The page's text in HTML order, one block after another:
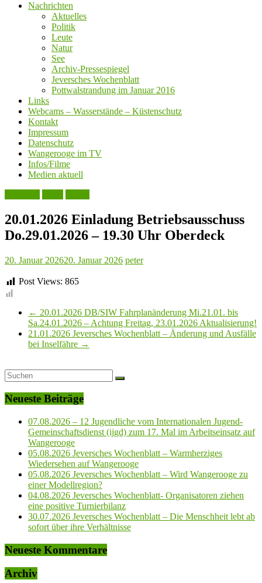
Nachrichten
Aktuelles
Politik
Leute
Natur
See
Archiv-Pressespiegel
Jeversches Wochenblatt
Pottwalstrandung im Januar 2016
Links
Webcams – Wasserstände – Küstenschutz
Kontakt
Impressum
Datenschutz
Wangerooge im TV
Infos/Filme
Medien aktuell
20.01.2026 Einladung Betriebsausschuss
Do.29.01.2026 – 19.30 Uhr Oberdeck
20. Januar 202620. Januar 2026 peter
Post Views: 865
← 20.01.2026 DB/SIW Fahrplanänderung Mi.21.01. bis
Sa.24.01.2026 – Achtung Freitag, 23.01.2026 Aktualisierung!
21.01.2026 Jeversches Wochenblatt – Änderung und Ausfälle
bei Inselfähre →
Neueste Beiträge
07.08.2026 – 12 Jugendliche vom Internationalen Jugend-
Gemeinschaftsdienst (ijgd) zum 17. Mal im Arbeitseinsatz auf
Wangerooge
05.08.2026 Jeversches Wochenblatt – Warmherziges
Wiedersehen auf Wangerooge
05.08.2026 Jeversches Wochenblatt – Wird Wangerooge zu
einer Modellregion?
04.08.2026 Jeversches Wochenblatt- Organisatoren ziehen
eine positive Turnierbilanz
30.07.2026 Jeversches Wochenblatt – Die Menschheit lebt ab
sofort über ihre Verhältnisse
Neueste Kommentare
Archiv